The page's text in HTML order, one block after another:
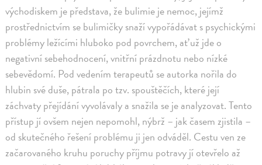
východiskem je představa, že bulimie je nemoc, jejímž
prostřednictvím se bulimičky snaží vypořádávat s psychickými
problémy ležícími hluboko pod povrchem, ať už jde o
negativní sebehodnocení, vnitřní prázdnotu nebo nízké
sebevědomí. Pod vedením terapeutů se autorka nořila do
hlubin své duše, pátrala po tzv. spouštěčích, které její
záchvaty přejídání vyvolávaly a snažila se je analyzovat. Tento
přístup jí ovšem nejen nepomohl, nýbrž – jak časem zjistila –
od skutečného řešení problému ji jen odváděl. Cestu ven ze
začarovaného kruhu poruchy příjmu potravy jí otevřelo až